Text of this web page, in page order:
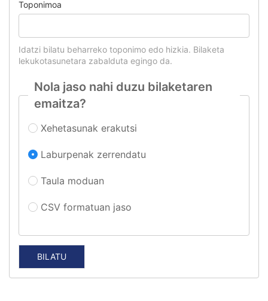
Toponimoa
Idatzi bilatu beharreko toponimo edo hizkia. Bilaketa
lekukotasunetara zabalduta egingo da.
Nola jaso nahi duzu bilaketaren
emaitza?
Xehetasunak erakutsi
Laburpenak zerrendatu
Taula moduan
CSV formatuan jaso